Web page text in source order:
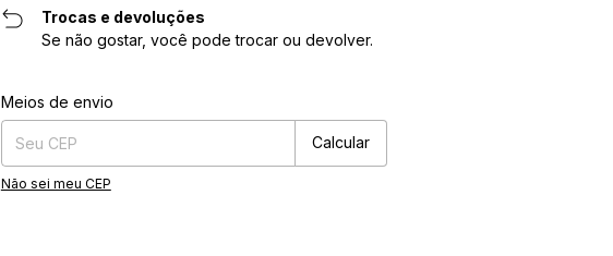
Trocas e devoluções
Se não gostar, você pode trocar ou devolver.
Entregas para o CEP:
Meios de envio
Calcular
Não sei meu CEP